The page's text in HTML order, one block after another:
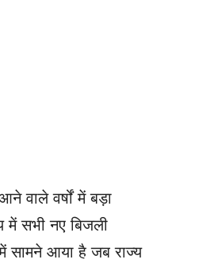
वाले वर्षों में बड़ा
में सभी नए बिजली
आया है जब राज्य